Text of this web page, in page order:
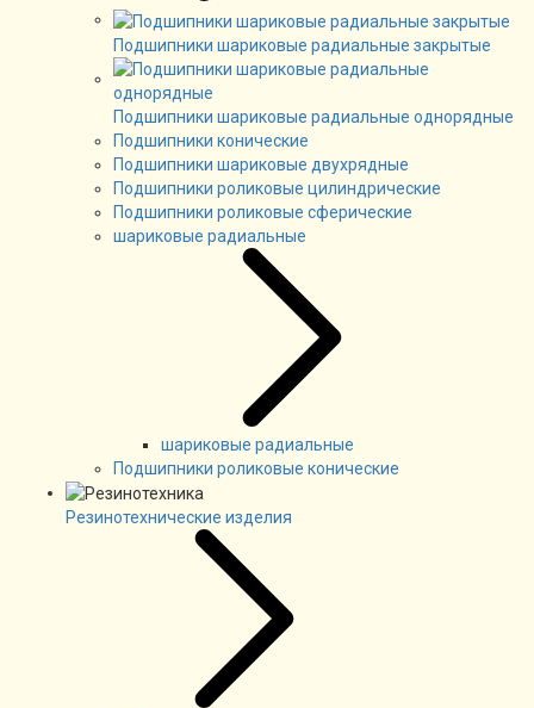
Подшипники шариковые радиальные закрытые
Подшипники шариковые радиальные однорядные
Подшипники конические
Подшипники шариковые двухрядные
Подшипники роликовые цилиндрические
Подшипники роликовые сферические
шариковые радиальные
шариковые радиальные
Подшипники роликовые конические
Резинотехнические изделия